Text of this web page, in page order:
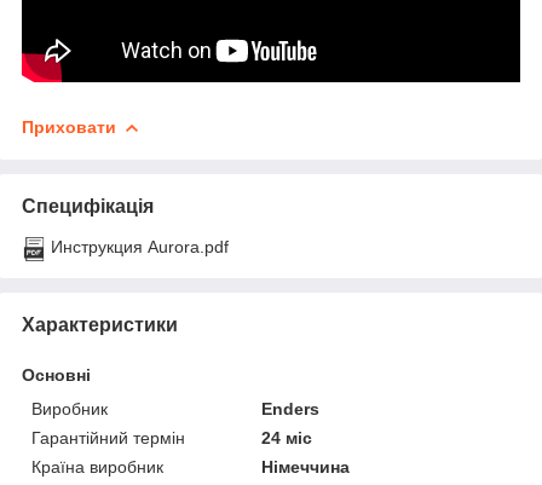
Приховати
Специфікація
Инструкция Aurora.pdf
Характеристики
Основні
Виробник
Enders
Гарантійний термін
24 міс
Країна виробник
Німеччина